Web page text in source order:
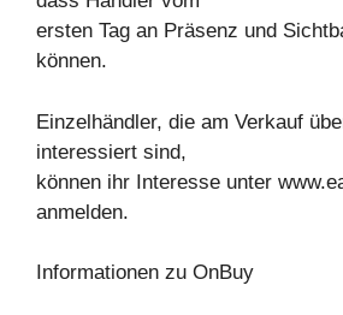
ersten Tag an Präsenz und
können.
Einzelhändler, die am Verkauf
interessiert sind,
können ihr Interesse unter
anmelden.
Informationen zu OnBuy